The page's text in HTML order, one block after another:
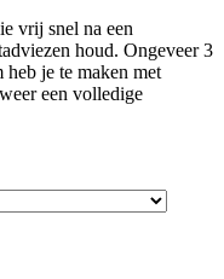
vrij snel na een
houd. Ongeveer 3
je te maken met
een volledige